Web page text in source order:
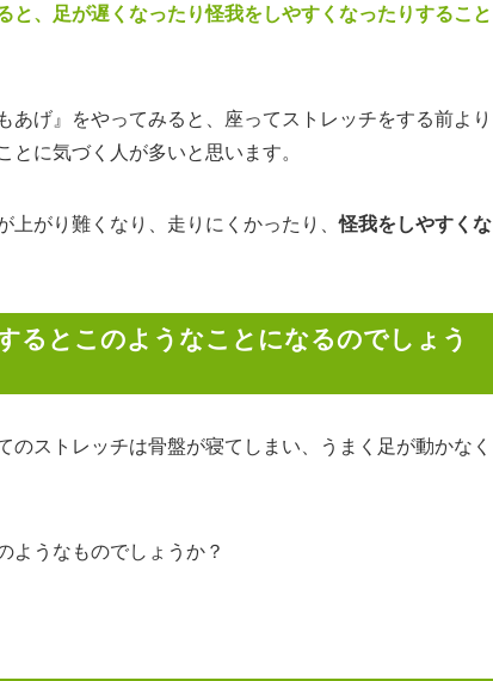
と、足が遅くなったり怪我をしやすくなったりすること
あげ』をやってみると、座ってストレッチをする前より
に気づく人が多いと思います。
上がり難くなり、走りにくかったり、怪我をしやすくな
るとこのようなことになるのでしょう
のストレッチは骨盤が寝てしまい、うまく足が動かなく
ようなものでしょうか？